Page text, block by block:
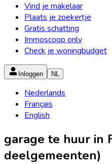
Vind je makelaar
Plaats je zoekertje
Gratis schatting
Immoscoop only
Check je woningbudget
Inloggen NL
Nederlands
Français
English
garage te huur in
deelgemeenten)